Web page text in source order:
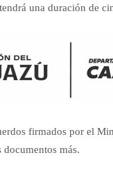
una duración de
firmados por el
documentos más.